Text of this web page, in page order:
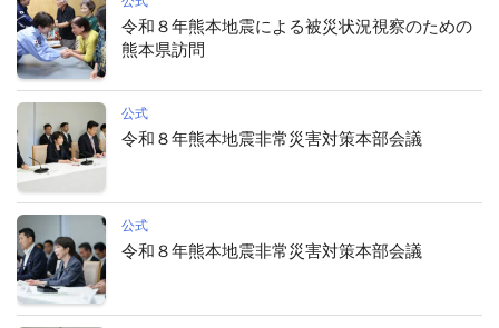
令和８年熊本地震による被災状況視察のための
熊本県訪問
公式
令和８年熊本地震非常災害対策本部会議
公式
令和８年熊本地震非常災害対策本部会議